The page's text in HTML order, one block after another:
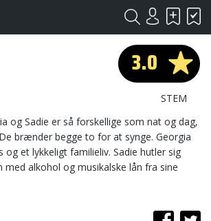
3.0
STEM
og Sadie er så forskellige som nat og dag,
brænder begge to for at synge. Georgia
og et lykkeligt familieliv. Sadie hutler sig
alkohol og musikalske lån fra sine